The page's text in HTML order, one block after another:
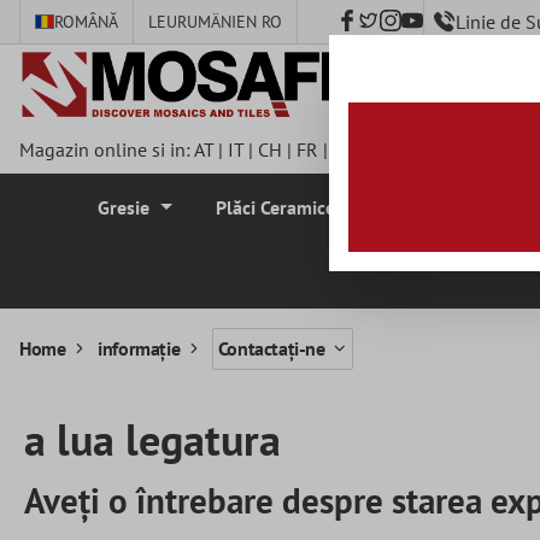
springen
ROMÂNĂ LEURUMÄNIEN RO Linie de
Magazin online si in:AT| IT| CH | FR |
Gresie Plăci Ceramice Pentru Pereti
Home informație Contactați-ne
a lua legatura
Aveți o întrebare despre starea